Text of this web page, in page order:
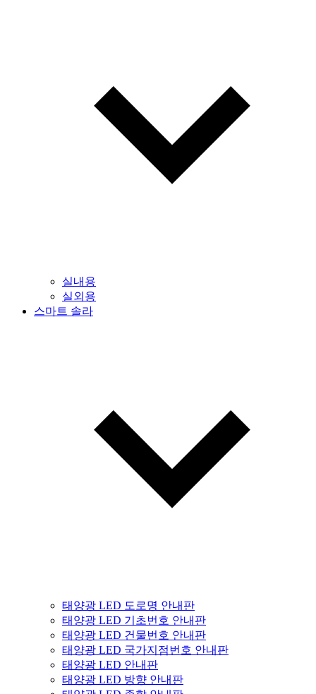
실내용
실외용
스마트 솔라
태양광 LED 도로명 안내판
태양광 LED 기초번호 안내판
태양광 LED 건물번호 안내판
태양광 LED 국가지점번호 안내판
태양광 LED 안내판
태양광 LED 방향 안내판